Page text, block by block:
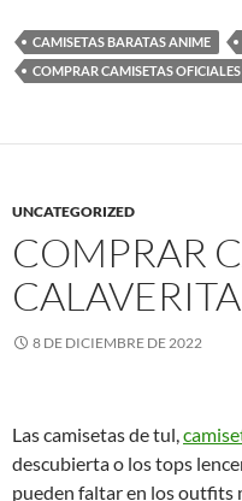
CAMISETAS BARATAS ANIME
COMPRAR CAMISETAS
UNCATEGORIZED
COMPRAR
8 DE DICIEMBRE DE 2022
Las camisetas de tul,
descubierta o los tops
pueden faltar en los outfits